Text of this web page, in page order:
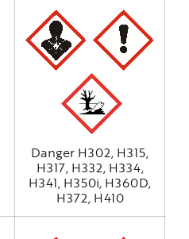
Danger H302, H315,
H317, H332, H334,
H341, H350i, H360D,
H372, H410